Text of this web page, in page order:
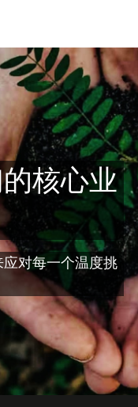
核心业
对每一个温度挑